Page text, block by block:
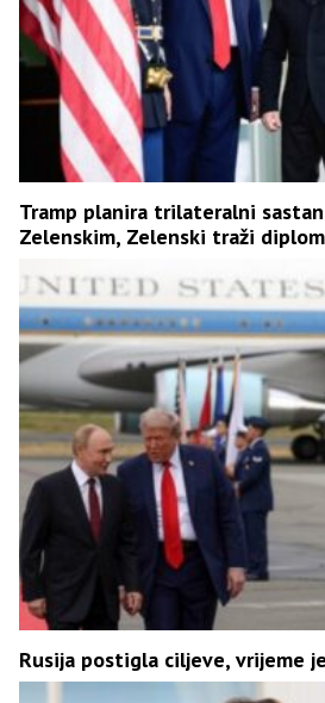
Tramp planira trilateralni
Zelenskim, Zelenski traži
Rusija postigla ciljeve, vrijeme